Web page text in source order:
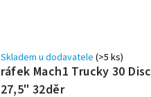
ráfek Mach1 Trucky 30 Disc
27,5" 32děr
Skladem u dodavatele (>5 ks)